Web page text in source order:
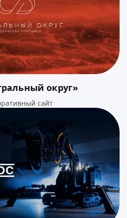
округ»
сайт